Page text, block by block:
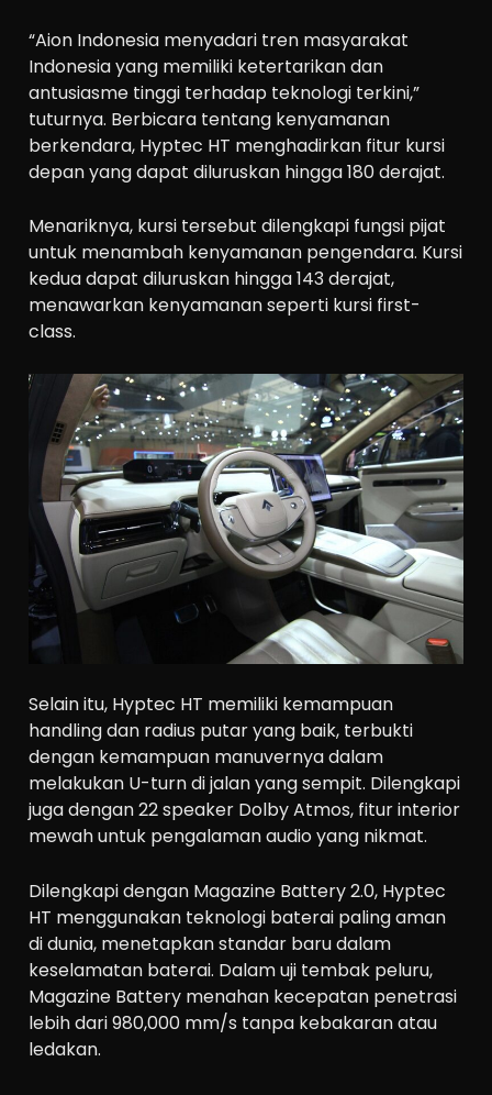
“Aion Indonesia menyadari tren masyarakat
Indonesia yang memiliki ketertarikan dan
antusiasme tinggi terhadap teknologi terkini,”
tuturnya. Berbicara tentang kenyamanan
berkendara, Hyptec HT menghadirkan fitur kursi
depan yang dapat diluruskan hingga 180 derajat.
Menariknya, kursi tersebut dilengkapi fungsi pijat
untuk menambah kenyamanan pengendara. Kursi
kedua dapat diluruskan hingga 143 derajat,
menawarkan kenyamanan seperti kursi first-
class.
Selain itu, Hyptec HT memiliki kemampuan
handling dan radius putar yang baik, terbukti
dengan kemampuan manuvernya dalam
melakukan U-turn di jalan yang sempit. Dilengkapi
juga dengan 22 speaker Dolby Atmos, fitur interior
mewah untuk pengalaman audio yang nikmat.
Dilengkapi dengan Magazine Battery 2.0, Hyptec
HT menggunakan teknologi baterai paling aman
di dunia, menetapkan standar baru dalam
keselamatan baterai. Dalam uji tembak peluru,
Magazine Battery menahan kecepatan penetrasi
lebih dari 980,000 mm/s tanpa kebakaran atau
ledakan.